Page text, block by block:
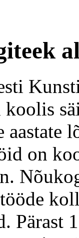
aastate
on
Pärast